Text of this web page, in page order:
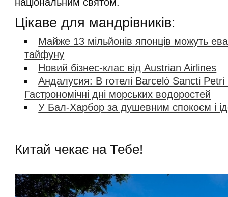
Цікаве для мандрівників:
Майже 13 мільйонів японців можуть
тайфуну
Новий бізнес-клас від Austrian Airlines
Андалусия: В готелі Barceló Sancti Petri
Гастрономічні дні морських водоростей
У Бал-Харбор за душевним спокоєм і
Китай чекає на Тебе!